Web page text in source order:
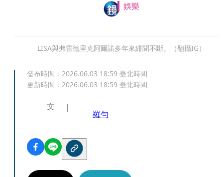
娛樂
LISA與弗雷德里克阿爾諾多年來緋聞不斷。（翻攝IG）
發布時間： 2026.06.03 18:59 臺北時間
更新時間： 2026.06.03 18:59 臺北時間
文
羅勻